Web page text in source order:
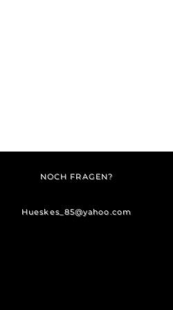
NOCH FRAGEN?
Hueskes_85@yahoo.com